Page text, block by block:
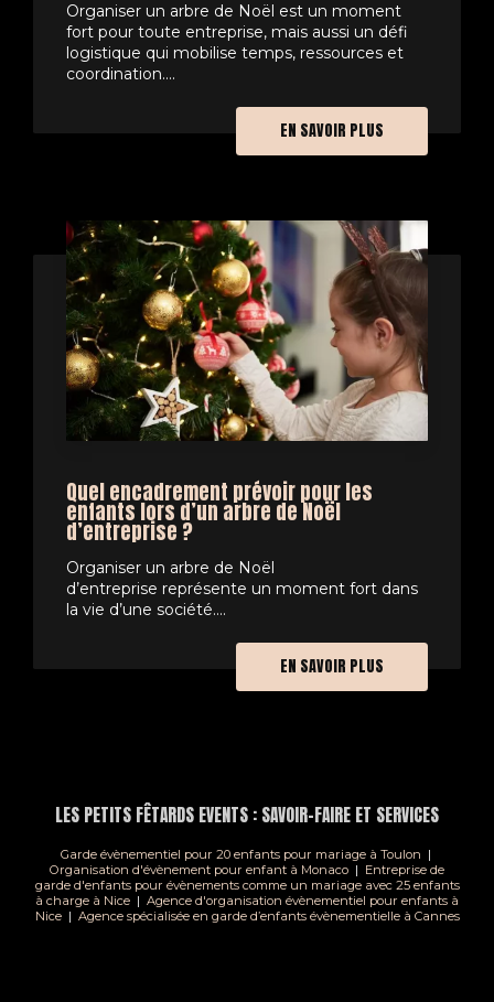
Organiser un arbre de Noël est un moment
fort pour toute entreprise, mais aussi un défi
logistique qui mobilise temps, ressources et
coordination....
EN SAVOIR PLUS
Quel encadrement prévoir pour les
enfants lors d’un arbre de Noël
d’entreprise ?
Organiser un arbre de Noël
d’entreprise représente un moment fort dans
la vie d’une société....
EN SAVOIR PLUS
LES PETITS FÊTARDS EVENTS : SAVOIR-FAIRE ET SERVICES
Garde évènementiel pour 20 enfants pour mariage à Toulon |
Organisation d'évènement pour enfant à Monaco | Entreprise de
garde d'enfants pour évènements comme un mariage avec 25 enfants
à charge à Nice | Agence d'organisation évènementiel pour enfants à
Nice| Agence spécialisée en garde d’enfants évènementielle à Cannes